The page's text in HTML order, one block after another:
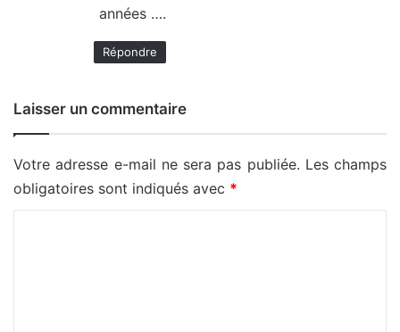
années ….
Répondre
Laisser un commentaire
Votre adresse e-mail ne sera pas publiée. Les champs
obligatoires sont indiqués avec *